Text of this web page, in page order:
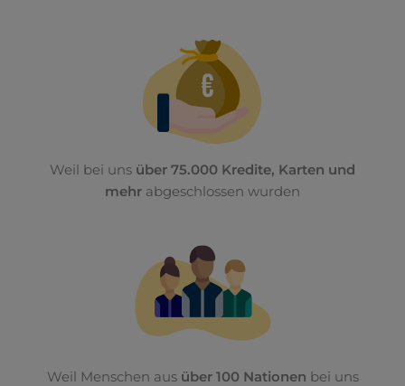
Weil bei uns über 75.000 Kredite, Karten und
mehr abgeschlossen wurden
Weil Menschen aus über 100 Nationen bei uns